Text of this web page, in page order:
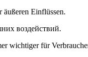
äußeren Einflüssen.
воздействий.
wichtiger für